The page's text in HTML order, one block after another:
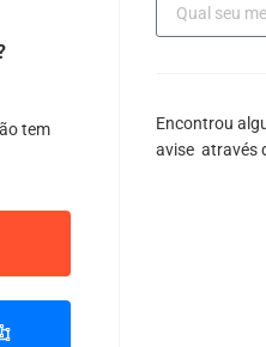
tem
Encontrou
avise através